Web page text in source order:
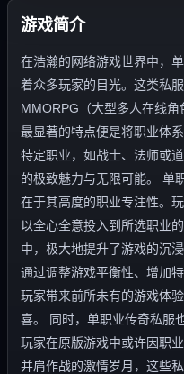
游戏简介
在浩瀚的网络游戏世界中，
着众多玩家的目光。这类私
MMORPG（大型多人在线角
最显著的特点便是将职业体
特定职业，如战士、法师或
的极致魅力与无限可能。 单
在于其高度的职业专注性。
以全心全意投入到所选职业
中，极大地提升了游戏的沉
通过调整游戏平衡性、增加
玩家带来前所未有的游戏体
喜。 同时，单职业传奇私服
玩家在原版游戏中或许因职
并肩作战的激情岁月，这些